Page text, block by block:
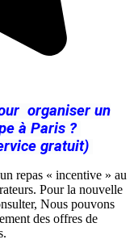
organiser un
à Paris ?
gratuit)
repas « incentive » au
Pour la nouvelle
Nous pouvons
des offres de